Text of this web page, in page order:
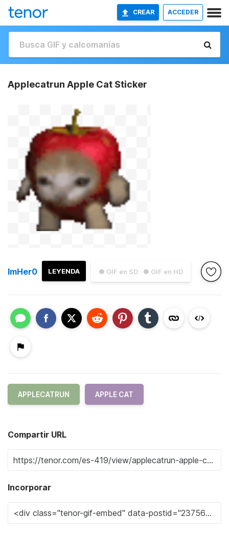
CREAR ACCEDER
Applecatrun Apple Cat Sticker
● GIF en SD ● GIF en HD
LEYENDA
ImHer0
APPLECATRUN APPLE CAT
Compartir URL
Incorporar